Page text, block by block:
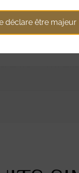
déclare être majeur